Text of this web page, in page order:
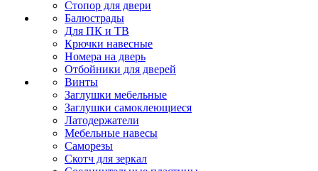
Стопор для двери
Балюстрады
Для ПК и ТВ
Крючки навесные
Номера на дверь
Отбойники для дверей
Винты
Заглушки мебельные
Заглушки самоклеющиеся
Латодержатели
Мебельные навесы
Саморезы
Скотч для зеркал